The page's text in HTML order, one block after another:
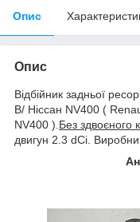
Опис
Опис
Відбійник задньої
B/ Ніссан NV400 (
NV400 ). Без здвоєного
двигун 2.3 dCi.